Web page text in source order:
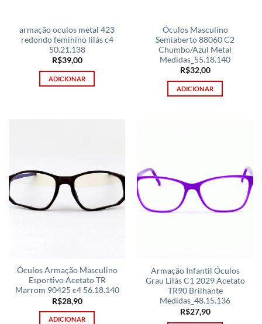
armação oculos metal 423
redondo feminino lilás c4
50.21.138
R$39,00
ADICIONAR
Óculos Masculino
Semiaberto 88060 C2
Chumbo/Azul Metal
Medidas_55.18.140
R$32,00
ADICIONAR
Óculos Armação Masculino
Esportivo Acetato TR
Marrom 90425 c4 56.18.140
R$28,90
ADICIONAR
Armação Infantil Óculos
Grau Lilás C1 2029 Acetato
TR90 Brilhante
Medidas_48.15.136
R$27,90